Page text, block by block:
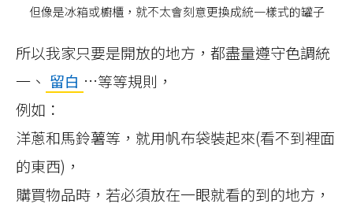
但像是冰箱或櫥櫃，就不太會刻意更換成統一樣式的罐子
所以我家只要是開放的地方，都盡量遵守色調統
一、 留白 …等等規則，
例如：
洋蔥和馬鈴薯等，就用帆布袋裝起來(看不到裡面
的東西)，
購買物品時，若必須放在一眼就看的到的地方，